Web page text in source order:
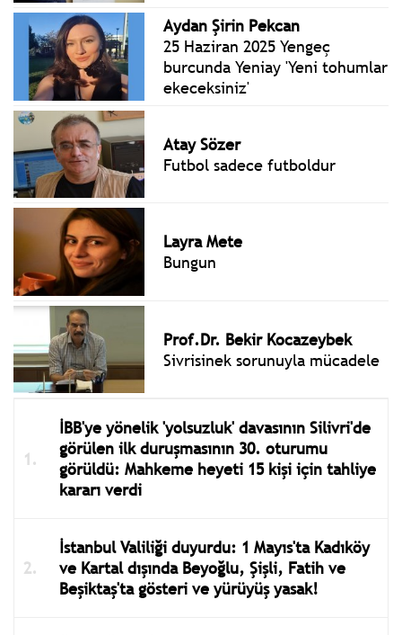
Aydan Şirin Pekcan
25 Haziran 2025 Yengeç
burcunda Yeniay 'Yeni tohumlar
ekeceksiniz'
Atay Sözer
Futbol sadece futboldur
Layra Mete
Bungun
Prof.Dr. Bekir Kocazeybek
Sivrisinek sorunuyla mücadele
İBB'ye yönelik 'yolsuzluk' davasının Silivri'de
görülen ilk duruşmasının 30. oturumu
görüldü: Mahkeme heyeti 15 kişi için tahliye
kararı verdi
İstanbul Valiliği duyurdu: 1 Mayıs'ta Kadıköy
ve Kartal dışında Beyoğlu, Şişli, Fatih ve
Beşiktaş'ta gösteri ve yürüyüş yasak!